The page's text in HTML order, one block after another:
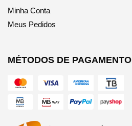
Minha Conta
Meus Pedidos
MÉTODOS DE PAGAMENTO